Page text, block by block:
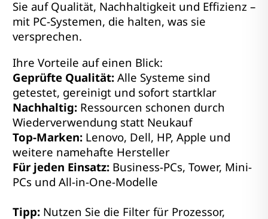
Sie auf Qualität, Nachhaltigkeit und Effizienz –
mit PC-Systemen, die halten, was sie
versprechen.
Ihre Vorteile auf einen Blick:
Geprüfte Qualität: Alle Systeme sind
getestet, gereinigt und sofort startklar
Nachhaltig: Ressourcen schonen durch
Wiederverwendung statt Neukauf
Top-Marken: Lenovo, Dell, HP, Apple und
weitere namehafte Hersteller
Für jeden Einsatz: Business-PCs, Tower, Mini-
PCs und All-in-One-Modelle
Tipp: Nutzen Sie die Filter für Prozessor,